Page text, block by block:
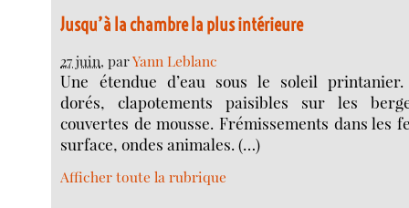
Jusqu’à la chambre la plus intérieure
27 juin, parYann Leblanc
Une étendue d’eau sous le soleil printanier.
dorés, clapotements paisibles sur les
couvertes de mousse. Frémissements dans les
surface, ondes animales. (…)
Afficher toute la rubrique